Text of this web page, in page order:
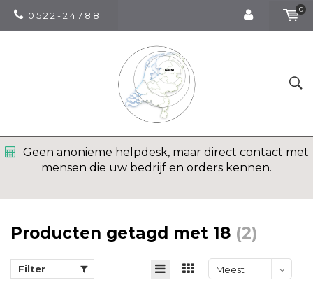
0 5 2 2 - 2 4 7 8 8 1
0
Geen anonieme helpdesk, maar direct contact met
mensen die uw bedrijf en orders kennen.
Producten getagd met 18 (2)
Filter
Meest